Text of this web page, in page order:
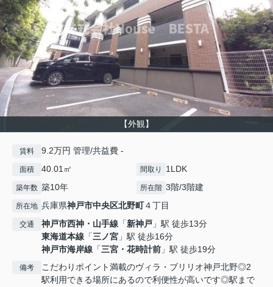
【外観】
賃料 9.2万円 管理/共益費 -
面積 40.01㎡ 間取り 1LDK
築年数 築10年 所在階 3階/3階建
所在地 兵庫県神戸市中央区北野町４丁目
交通 神戸市西神・山手線 「新神戸 」駅 徒歩13分
東海道本線 「三ノ宮 」駅 徒歩16分
神戸市海岸線 「三宮・花時計前 」駅 徒歩19分
備考
こだわりポイント満載のヴィラ・ブリリオ神戸北野◎2
駅利用できる場所にあるので利便性が高いです◎駅まで